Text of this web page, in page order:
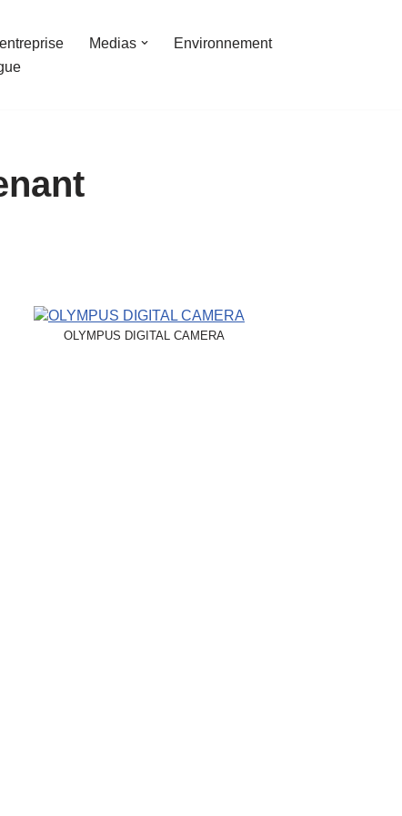
Medias
Environnement
OLYMPUS DIGITAL CAMERA